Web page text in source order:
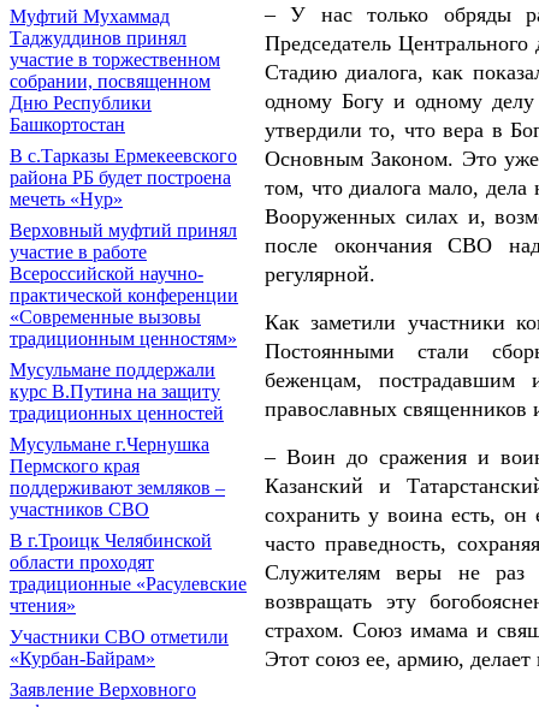
Муфтий Мухаммад
Таджуддинов принял
участие в торжественном
собрании, посвященном
Дню Республики
Башкортостан
В с.Тарказы Ермекеевского
района РБ будет построена
мечеть «Нур»
Верховный муфтий принял
участие в работе
Всероссийской научно-
практической конференции
«Современные вызовы
традиционным ценностям»
Мусульмане поддержали
курс В.Путина на защиту
традиционных ценностей
Мусульмане г.Чернушка
Пермского края
поддерживают земляков –
участников СВО
В г.Троицк Челябинской
области проходят
традиционные «Расулевские
чтения»
Участники СВО отметили
«Курбан-Байрам»
Заявление Верховного
– У нас только обряды
Председатель
Стадию диалога, как
одному Богу и одному
утвердили то, что вера в
Основным Законом. Это уже
том, что диалога мало,
Вооруженных силах и,
после окончания СВО
регулярной.
Как заметили участники
Постоянными стали
беженцам,
православных священников
– Воин до сражения и
Казанский и
сохранить у воина есть, он
часто праведность,
Служителям веры не раз
возвращать эту
страхом. Союз имама и
Этот союз ее, армию, делает